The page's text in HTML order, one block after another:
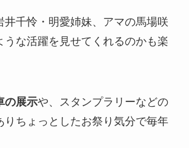
井千怜・明愛姉妹、アマの馬場咲
うな活躍を見せてくれるのかも楽
の展示や、スタンプラリーなどの
りちょっとしたお祭り気分で毎年